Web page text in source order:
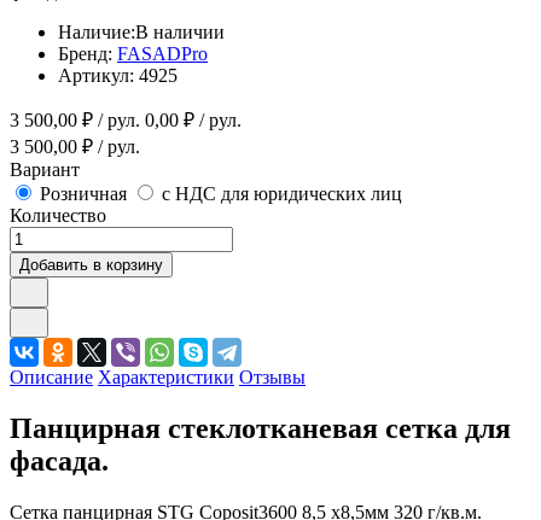
Наличие:В наличии
Бренд: FASADPro
Артикул: 4925
3 500,00 ₽ / рул. 0,00 ₽ / рул.
3 500,00 ₽ / рул.
Вариант
Розничная
с НДС для юридических лиц
Количество
Добавить в корзину
Описание Характеристики Отзывы
Панцирная стеклотканевая сетка для
фасада.
Сетка панцирная STG Coposit3600 8,5 х8,5мм 320 г/кв.м.